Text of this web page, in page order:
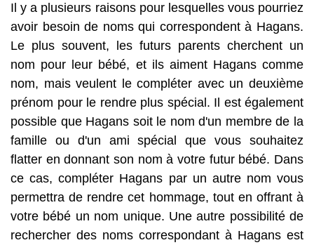
Il y a plusieurs raisons pour lesquelles vous pourriez
avoir besoin de noms qui correspondent à Hagans.
Le plus souvent, les futurs parents cherchent un
nom pour leur bébé, et ils aiment Hagans comme
nom, mais veulent le compléter avec un deuxième
prénom pour le rendre plus spécial. Il est également
possible que Hagans soit le nom d'un membre de la
famille ou d'un ami spécial que vous souhaitez
flatter en donnant son nom à votre futur bébé. Dans
ce cas, compléter Hagans par un autre nom vous
permettra de rendre cet hommage, tout en offrant à
votre bébé un nom unique. Une autre possibilité de
rechercher des noms correspondant à Hagans est